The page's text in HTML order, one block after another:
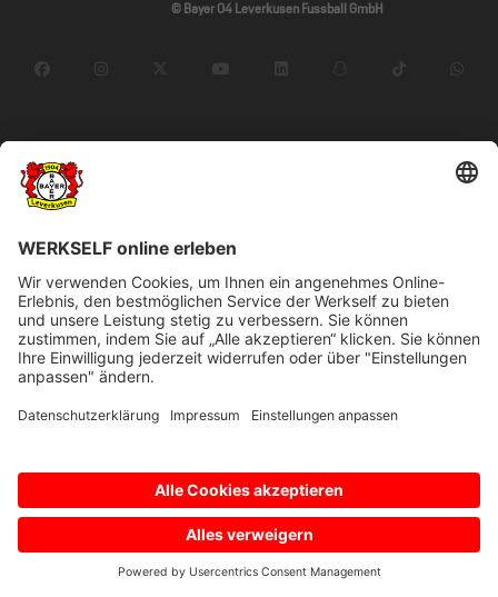
© Bayer 04 Leverkusen Fussball GmbH